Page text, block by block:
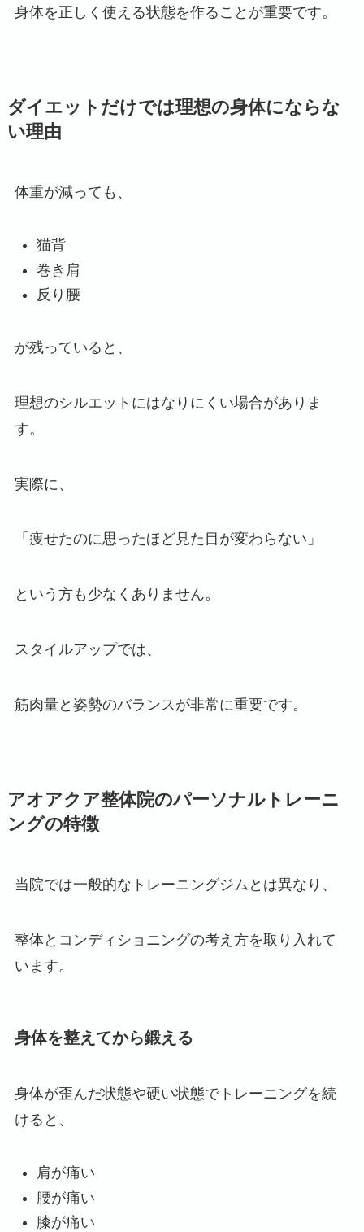
身体を正しく使える状態を作ることが重要です。
ダイエットだけでは理想の身体にならな
い理由
体重が減っても、
猫背
巻き肩
反り腰
が残っていると、
理想のシルエットにはなりにくい場合がありま
す。
実際に、
「痩せたのに思ったほど見た目が変わらない」
という方も少なくありません。
スタイルアップでは、
筋肉量と姿勢のバランスが非常に重要です。
アオアクア整体院のパーソナルトレーニ
ングの特徴
当院では一般的なトレーニングジムとは異なり、
整体とコンディショニングの考え方を取り入れて
います。
身体を整えてから鍛える
身体が歪んだ状態や硬い状態でトレーニングを続
けると、
肩が痛い
腰が痛い
膝が痛い